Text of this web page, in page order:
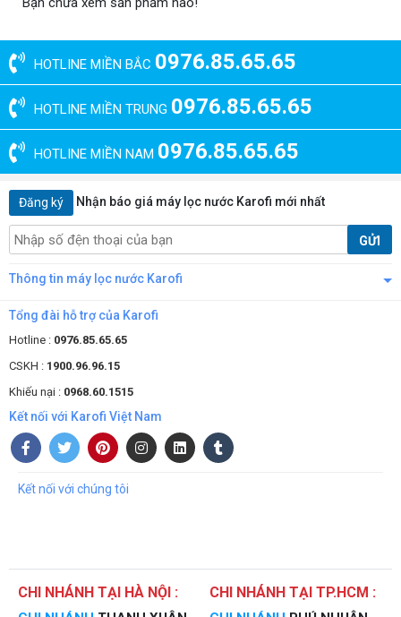
HOTLINE MIỀN BẮC 0976.85.65.65
HOTLINE MIỀN TRUNG 0976.85.65.65
HOTLINE MIỀN NAM 0976.85.65.65
Đăng ký Nhận báo giá máy lọc nước Karofi mới nhất
GỬI
Thông tin máy lọc nước Karofi
Tổng đài hỗ trợ của Karofi
Hotline : 0976.85.65.65
CSKH : 1900.96.96.15
Khiếu nại : 0968.60.1515
Kết nối với Karofi Việt Nam
Kết nối với chúng tôi
CHI NHÁNH TẠI HÀ NỘI : CHI NHÁNH TẠI TP.HCM :